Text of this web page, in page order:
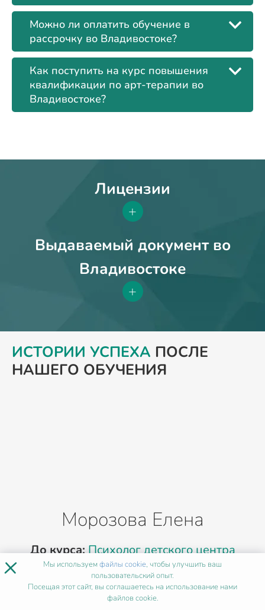
Можно ли оплатить обучение в
рассрочку во Владивостоке?
Как поступить на курс повышения
квалификации по арт-терапии во
Владивостоке?
Лицензии
+
Выдаваемый документ во
Владивостоке
+
ИСТОРИИ УСПЕХА ПОСЛЕ
НАШЕГО ОБУЧЕНИЯ
Морозова Елена
До курса:Психолог детского центра
После курса:Арт-терапевт частной
практики
× Мы используемфайлы cookie, чтобы улучшить ваш
пользовательский опыт.
Посещая этот сайт, вы соглашаетесь на использование нами
файлов cookie.